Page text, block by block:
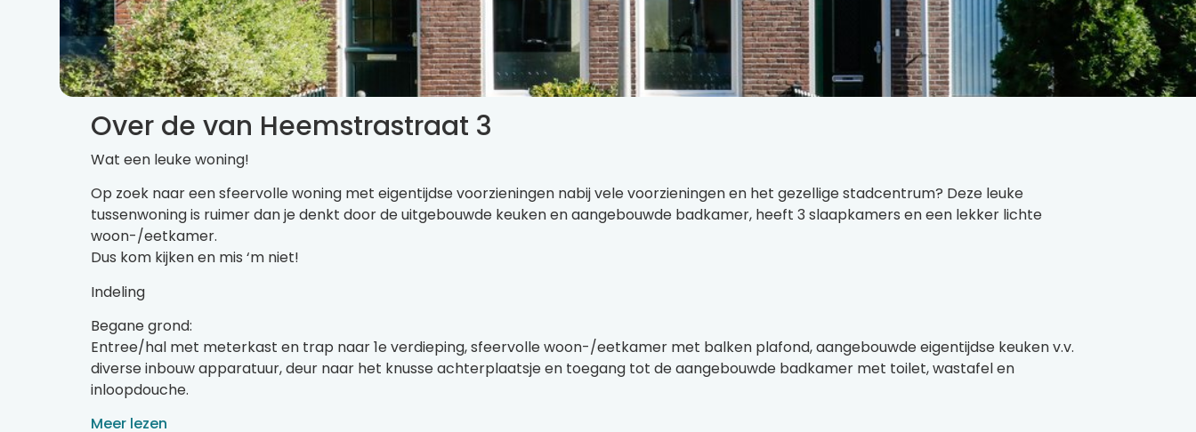
Over de van Heemstrastraat 3
Wat een leuke woning!
Op zoek naar een sfeervolle woning met eigentijdse voorzieningen nabij vele voorzieningen en het gezellige stadcentrum? Deze leuke
tussenwoning is ruimer dan je denkt door de uitgebouwde keuken en aangebouwde badkamer, heeft 3 slaapkamers en een lekker lichte
woon-/eetkamer.
Dus kom kijken en mis ‘m niet!
Indeling
Begane grond:
Entree/hal met meterkast en trap naar 1e verdieping, sfeervolle woon-/eetkamer met balken plafond, aangebouwde eigentijdse keuken v.v.
diverse inbouw apparatuur, deur naar het knusse achterplaatsje en toegang tot de aangebouwde badkamer met toilet, wastafel en
inloopdouche.
Meer lezen